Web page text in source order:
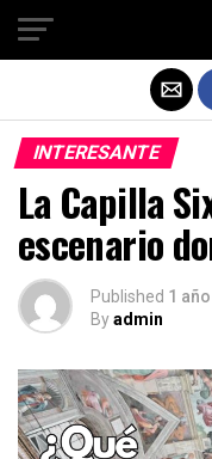
INTERESANTE
La Capilla
escenario
Published 1
Byadmin